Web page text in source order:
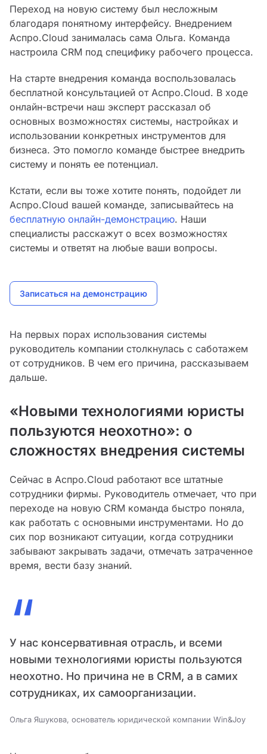
Переход на новую систему был несложным
благодаря понятному интерфейсу. Внедрением
Аспро.Cloud занималась сама Ольга. Команда
настроила CRM под специфику рабочего процесса.
На старте внедрения команда воспользовалась
бесплатной консультацией от Аспро.Cloud. В ходе
онлайн-встречи наш эксперт рассказал об
основных возможностях системы, настройках и
использовании конкретных инструментов для
бизнеса. Это помогло команде быстрее внедрить
систему и понять ее потенциал.
Кстати, если вы тоже хотите понять, подойдет ли
Аспро.Cloud вашей команде, записывайтесь на
бесплатную онлайн-демонстрацию. Наши
специалисты расскажут о всех возможностях
системы и ответят на любые ваши вопросы.
Записаться на демонстрацию
На первых порах использования системы
руководитель компании столкнулась с саботажем
от сотрудников. В чем его причина, рассказываем
дальше.
«Новыми технологиями юристы
пользуются неохотно»: о
сложностях внедрения системы
Сейчас в Аспро.Cloud работают все штатные
сотрудники фирмы. Руководитель отмечает, что при
переходе на новую CRM команда быстро поняла,
как работать с основными инструментами. Но до
сих пор возникают ситуации, когда сотрудники
забывают закрывать задачи, отмечать затраченное
время, вести базу знаний.
“
У нас консервативная отрасль, и всеми
новыми технологиями юристы пользуются
неохотно. Но причина не в CRM, а в самих
сотрудниках, их самоорганизации.
Ольга Яшукова, основатель юридической компании Win&Joy